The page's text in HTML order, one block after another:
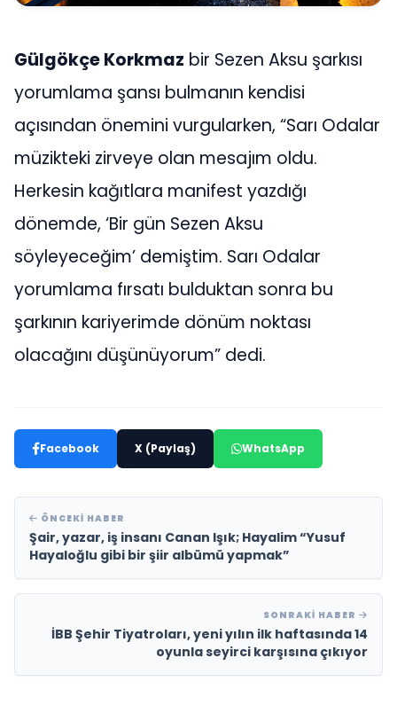
Gülgökçe Korkmaz bir Sezen Aksu şarkısı
yorumlama şansı bulmanın kendisi
açısından önemini vurgularken, “Sarı Odalar
müzikteki zirveye olan mesajım oldu.
Herkesin kağıtlara manifest yazdığı
dönemde, ‘Bir gün Sezen Aksu
söyleyeceğim’ demiştim. Sarı Odalar
yorumlama fırsatı bulduktan sonra bu
şarkının kariyerimde dönüm noktası
olacağını düşünüyorum” dedi.
Facebook X (Paylaş) WhatsApp
ÖNCEKI HABER
Şair, yazar, iş insanı Canan Işık; Hayalim “Yusuf
Hayaloğlu gibi bir şiir albümü yapmak”
SONRAKI HABER
İBB Şehir Tiyatroları, yeni yılın ilk haftasında 14
oyunla seyirci karşısına çıkıyor